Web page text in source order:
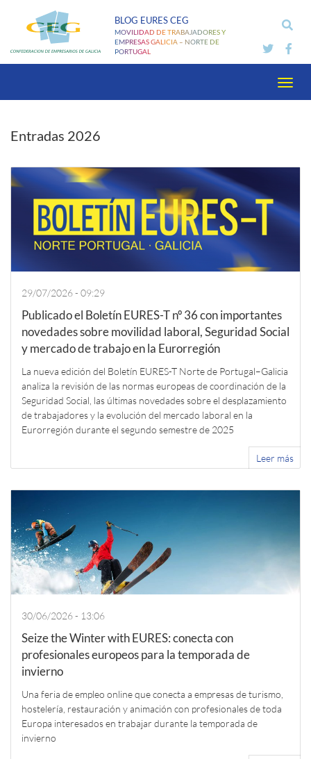
contenido
BLOG EURES CEG
MOVILIDAD DE TRABAJADORES Y
EMPRESAS GALICIA – NORTE DE
PORTUGAL
Entradas 2026
29/07/2026 - 09:29
Publicado el Boletín EURES-T nº 36 con importantes
novedades sobre movilidad laboral, Seguridad Social
y mercado de trabajo en la Eurorregión
La nueva edición del Boletín EURES-T Norte de Portugal–Galicia
analiza la revisión de las normas europeas de coordinación de la
Seguridad Social, las últimas novedades sobre el desplazamiento
de trabajadores y la evolución del mercado laboral en la
Eurorregión durante el segundo semestre de 2025
Leer más
30/06/2026 - 13:06
Seize the Winter with EURES: conecta con
profesionales europeos para la temporada de
invierno
Una feria de empleo online que conecta a empresas de turismo,
hostelería, restauración y animación con profesionales de toda
Europa interesados en trabajar durante la temporada de
invierno